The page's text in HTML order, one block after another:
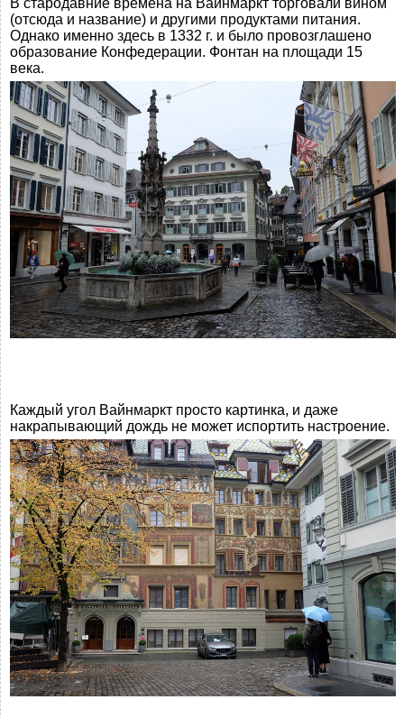
В стародавние времена на Вайнмаркт торговали вином
(отсюда и название) и другими продуктами питания.
Однако именно здесь в 1332 г. и было провозглашено
образование Конфедерации. Фонтан на площади 15
века.
Каждый угол Вайнмаркт просто картинка, и даже
накрапывающий дождь не может испортить настроение.